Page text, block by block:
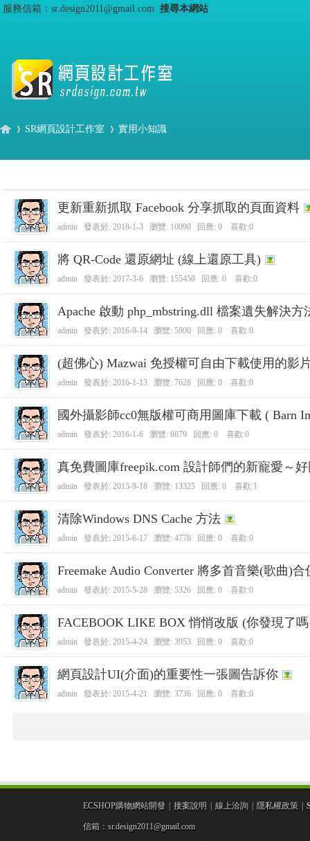
服務信箱：sr.design2011@gmail.com 搜尋本網站
S
頁
›
SR網頁設計工作室
›
實用小知識
更新重新抓取 Facebook 分享抓取的頁面資料
admin 發表於: 2018-1-3 瀏覽: 10090 回應: 0 喜歡:0
將 QR-Code 還原網址 (線上還原工具)
admin 發表於: 2017-3-6 瀏覽: 155450 回應: 0 喜歡:0
Apache 啟動 php_mbstring.dll 檔案遺失解決方
admin 發表於: 2016-9-14 瀏覽: 5800 回應: 0 喜歡:0
(超佛心) Mazwai 免授權可自由下載使用的影
admin 發表於: 2016-1-13 瀏覽: 7628 回應: 0 喜歡:0
國外攝影師cc0無版權可商用圖庫下載 ( Barn
admin 發表於: 2016-1-6 瀏覽: 8879 回應: 0 喜歡:0
真免費圖庫freepik.com 設計師們的新寵愛～
admin 發表於: 2015-9-18 瀏覽: 13325 回應: 0 喜歡:1
清除Windows DNS Cache 方法
admin 發表於: 2015-6-17 瀏覽: 4778 回應: 0 喜歡:0
Freemake Audio Converter 將多首音樂(歌曲)
admin 發表於: 2015-5-28 瀏覽: 5326 回應: 0 喜歡:0
FACEBOOK LIKE BOX 悄悄改版 (你發現了嗎
admin 發表於: 2015-4-24 瀏覽: 3953 回應: 0 喜歡:0
網頁設計UI(介面)的重要性一張圖告訴你
admin 發表於: 2015-4-21 瀏覽: 3736 回應: 0 喜歡:0
ECSHOP購物網站開發 接案說明 線上洽詢 隱私權政策
信箱：sr.design2011@gmail.com